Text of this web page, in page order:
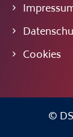
Cookies
©